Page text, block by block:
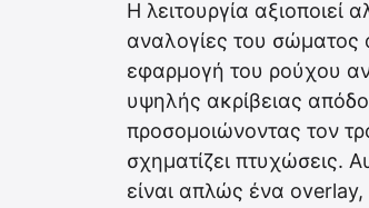
Η λειτουργία αξιοποιεί
αναλογίες του σώματος
εφαρμογή του ρούχου
υψηλής ακρίβειας
προσομοιώνοντας τον
σχηματίζει πτυχώσεις.
είναι απλώς ένα